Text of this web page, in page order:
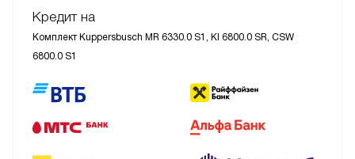
Кредит на
Комплект Kuppersbusch MR 6330.0 S1, KI 6800.0 SR, CSW
6800.0 S1